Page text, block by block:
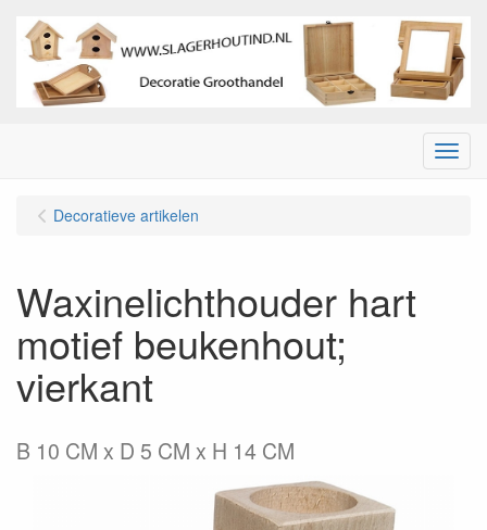
Menu
Decoratieve artikelen
Waxinelichthouder hart
motief beukenhout;
vierkant
B 10 CM x D 5 CM x H 14 CM